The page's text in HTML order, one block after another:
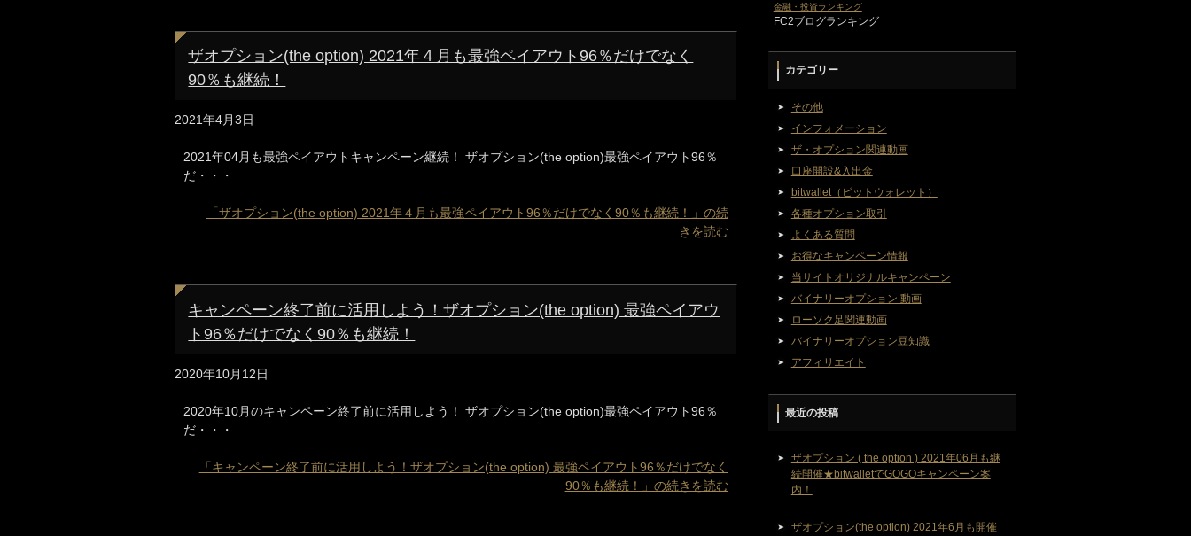
ザオプション(the option) 2021年４月も最強ペイアウト96％だけでなく
90％も継続！
2021年4月3日
2021年04月も最強ペイアウトキャンペーン継続！ ザオプション(the option)最強ペイアウト96％
だ・・・
「ザオプション(the option) 2021年４月も最強ペイアウト96％だけでなく90％も継続！」の続
きを読む
キャンペーン終了前に活用しよう！ザオプション(the option) 最強ペイアウ
ト96％だけでなく90％も継続！
2020年10月12日
2020年10月のキャンペーン終了前に活用しよう！ ザオプション(the option)最強ペイアウト96％
だ・・・
「キャンペーン終了前に活用しよう！ザオプション(the option) 最強ペイアウト96％だけでなく
90％も継続！」の続きを読む
金融・投資ランキング
FC2ブログランキング
カテゴリー
その他
インフォメーション
ザ・オプション関連動画
口座開設&入出金
bitwallet（ビットウォレット）
各種オプション取引
よくある質問
お得なキャンペーン情報
当サイトオリジナルキャンペーン
バイナリーオプション 動画
ローソク足関連動画
バイナリーオプション豆知識
アフィリエイト
最近の投稿
ザオプション ( the option ) 2021年06月も継
続開催★bitwalletでGOGOキャンペーン案
内！
ザオプション(the option) 2021年6月も開催